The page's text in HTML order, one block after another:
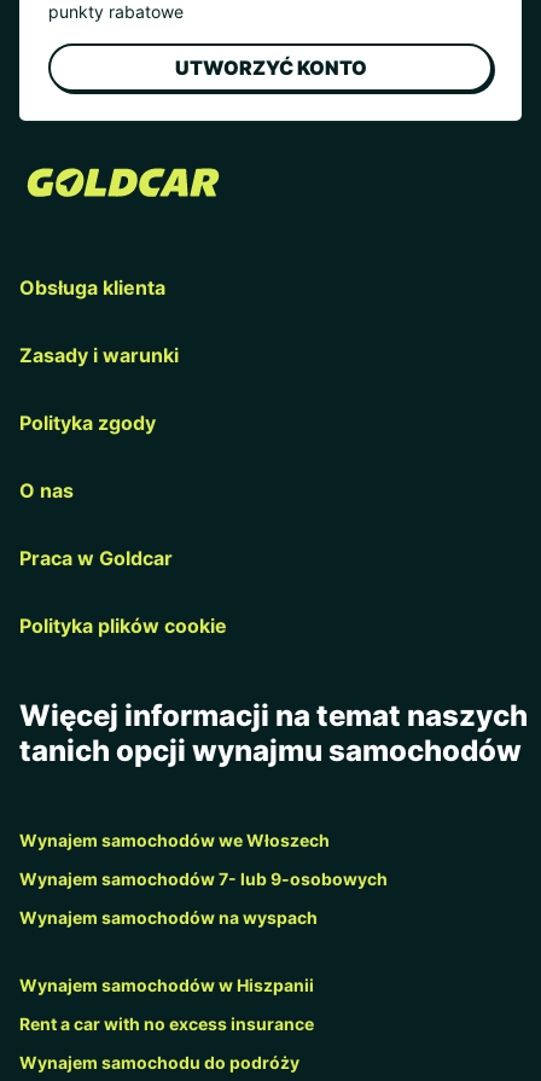
punkty rabatowe
UTWORZYĆ KONTO
Obsługa klienta
Zasady i warunki
Polityka zgody
O nas
Praca w Goldcar
Polityka plików cookie
Więcej informacji na temat naszych
tanich opcji wynajmu samochodów
Wynajem samochodów we Włoszech
Wynajem samochodów 7- lub 9-osobowych
Wynajem samochodów na wyspach
Wynajem samochodów w Hiszpanii
Rent a car with no excess insurance
Wynajem samochodu do podróży